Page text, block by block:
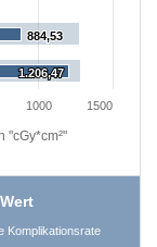
"cGy*cm²"
884,53
884,53
1.206,47
1.206,47
1000 1500
Komplikationsrate
von